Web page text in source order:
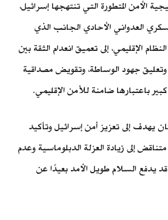
الأمن المتطورة التي تنتهجها إسرائيل،
العدواني الأحادي الجانب الذي
الإقليمي، إلى تعميق انعدام الثقة بين
وتعليق جهود الوساطة، وتقويض مصداقية
باعتبارها ضامنة للأمن الإقليمي.
يهدف إلى تعزيز أمن إسرائيل وتأكيد
إلى زيادة العزلة الدبلوماسية وعدم
قد يدفع السلام طويل الأمد بعيدًا عن